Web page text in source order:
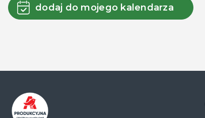
dodaj do mojego kalendarza